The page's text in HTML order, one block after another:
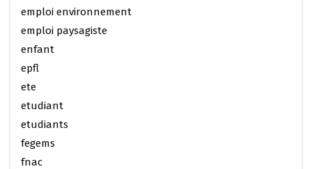
emploi environnement
emploi paysagiste
enfant
epfl
ete
etudiant
etudiants
fegems
fnac